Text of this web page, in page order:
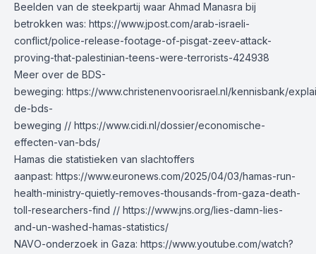
Beelden van de steekpartij waar Ahmad Manasra bij
betrokken was: https://www.jpost.com/arab-israeli-
conflict/police-release-footage-of-pisgat-zeev-attack-
proving-that-palestinian-teens-were-terrorists-424938
Meer over de BDS-
beweging: https://www.christenenvoorisrael.nl/kennisbank/
de-bds-
beweging // https://www.cidi.nl/dossier/economische-
effecten-van-bds/
Hamas die statistieken van slachtoffers
aanpast: https://www.euronews.com/2025/04/03/hamas-run-
health-ministry-quietly-removes-thousands-from-gaza-death-
toll-researchers-find // https://www.jns.org/lies-damn-lies-
and-un-washed-hamas-statistics/
NAVO-onderzoek in Gaza: https://www.youtube.com/watch?